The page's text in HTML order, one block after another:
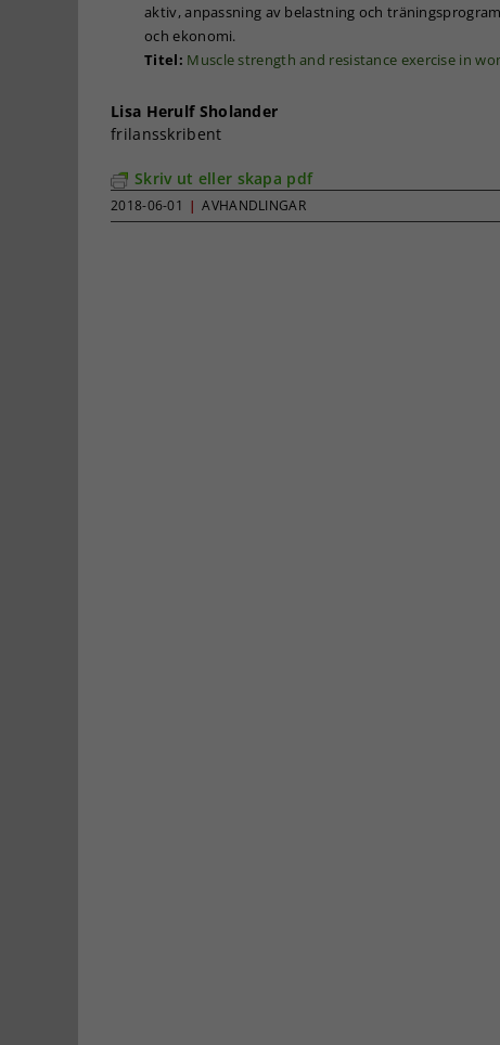
aktiv, anpassning av belastning och
och ekonomi.
Titel: Muscle strength and resistance exercise in
Lisa Herulf Sholander
frilansskribent
Skriv ut eller skapa pdf
2018-06-01 | AVHANDLINGAR